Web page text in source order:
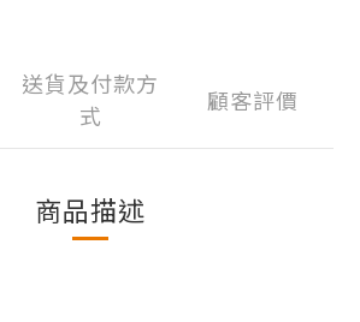
送貨及付款方
式
顧客評價
商品描述